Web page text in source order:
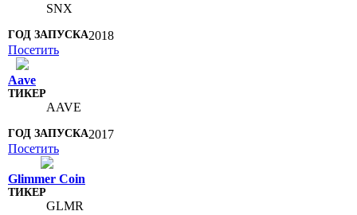
SNX
2018
Посетить
Aave
AAVE
2017
Посетить
Glimmer Coin
GLMR